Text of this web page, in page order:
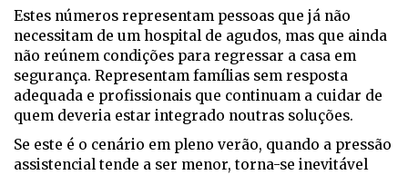
Estes números representam pessoas que já não
necessitam de um hospital de agudos, mas que ainda
não reúnem condições para regressar a casa em
segurança. Representam famílias sem resposta
adequada e profissionais que continuam a cuidar de
quem deveria estar integrado noutras soluções.
Se este é o cenário em pleno verão, quando a pressão
assistencial tende a ser menor, torna-se inevitável